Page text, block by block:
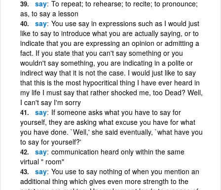
say To repeat; to rehearse; to recite; to pronounce;
as, to say a lesson
say You use say in expressions such as I would just
like to say to introduce what you are actually saying, or to
indicate that you are expressing an opinion or admitting a
fact. If you state that you can't say something or you
wouldn't say something, you are indicating in a polite or
indirect way that it is not the case. I would just like to say
that this is the most hypocritical thing I have ever heard in
my life I must say that rather shocked me, too Dead? Well,
I can't say I'm sorry
say If someone asks what you have to say for
yourself, they are asking what excuse you have for what
you have done. `Well,' she said eventually, `what have you
to say for yourself?'
say communication heard only within the same
virtual " room"
say You use to say nothing of when you mention an
additional thing which gives even more strength to the